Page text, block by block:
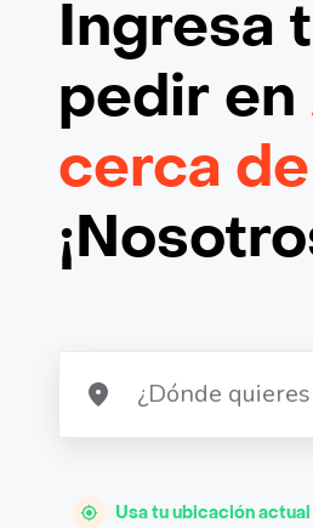
Ingresa
pedir en
cerca
Usa tu ubicación actual